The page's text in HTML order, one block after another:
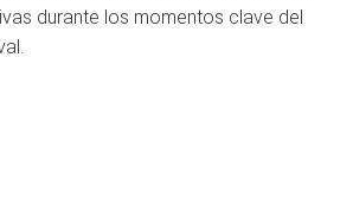
durante los momentos clave del